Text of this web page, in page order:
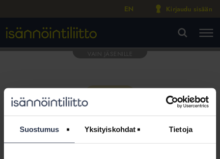
Suostumus Yksityiskohdat Tietoja
EN Kirjaudu sisään